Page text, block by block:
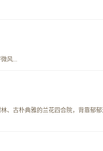
风...
、古朴典雅的兰花四合院，背靠郁